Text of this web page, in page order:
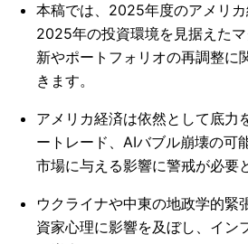
本稿では、2025年度のアメリカ
2025年の投資環境を見据えた
新やポートフォリオの再調整に
きます。
アメリカ経済は依然として底力
ートレード、AIバブル崩壊の可
市場に与える影響に警戒が必要
ウクライナや中東の地政学的緊
資家心理に影響を及ぼし、イン